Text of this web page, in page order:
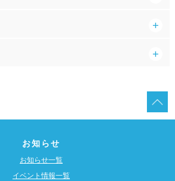
お知らせ
お知らせ一覧
イベント情報一覧